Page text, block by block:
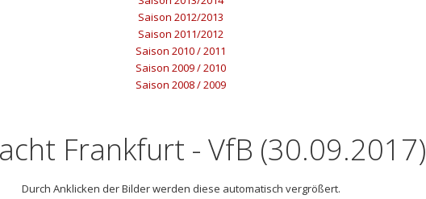
Saison 2012/2013
Saison 2011/2012
Saison 2010 / 2011
Saison 2009 / 2010
Saison 2008 / 2009
Frankfurt - VfB (30.09.2017)
Durch Anklicken der Bilder werden diese automatisch vergrößert.